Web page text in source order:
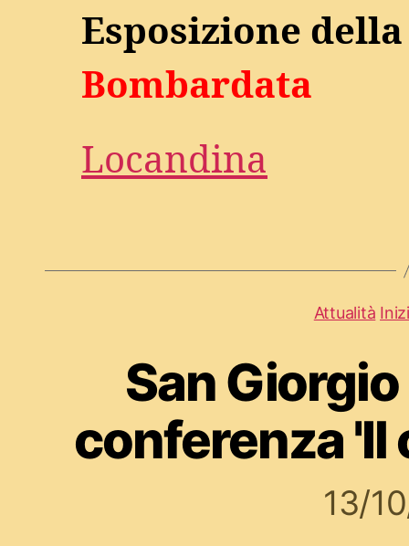
Esposizione
Bombardata
Locandina
Attualità
San
conferenza 'Il
13/